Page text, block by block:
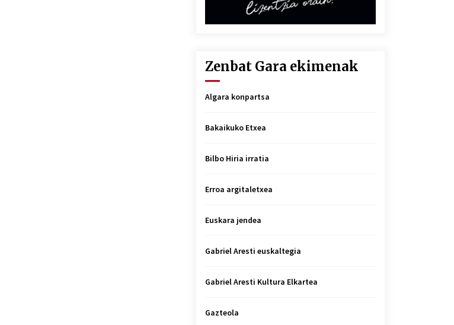
Zenbat Gara ekimenak
Algara konpartsa
Bakaikuko Etxea
Bilbo Hiria irratia
Erroa argitaletxea
Euskara jendea
Gabriel Aresti euskaltegia
Gabriel Aresti Kultura Elkartea
Gazteola